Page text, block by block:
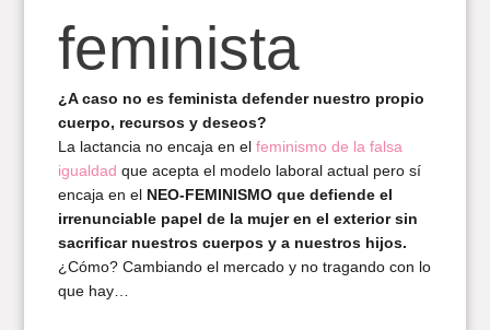
feminista
¿A caso no es feminista defender nuestro propio
cuerpo, recursos y deseos?
La lactancia no encaja en el feminismo de la falsa
igualdad que acepta el modelo laboral actual pero sí
encaja en el NEO-FEMINISMO que defiende el
irrenunciable papel de la mujer en el exterior sin
sacrificar nuestros cuerpos y a nuestros hijos.
¿Cómo? Cambiando el mercado y no tragando con lo
que hay…